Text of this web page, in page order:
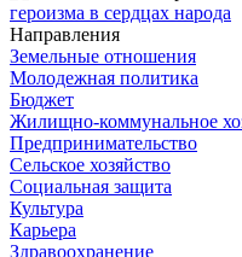
героизма в сердцах народа
Направления
Земельные отношения
Молодежная политика
Бюджет
Жилищно-коммунальное
Предпринимательство
Сельское хозяйство
Социальная защита
Культура
Карьера
Здравоохранение